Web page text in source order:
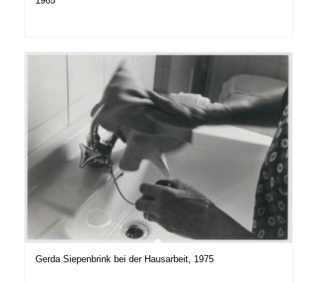
Gerda Siepenbrink bei der Hausarbeit, 1975